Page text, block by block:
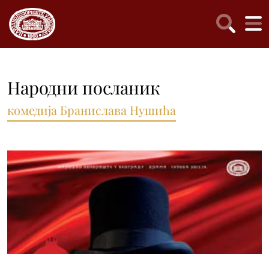
Народни посланик
комедија Бранислава Нушића